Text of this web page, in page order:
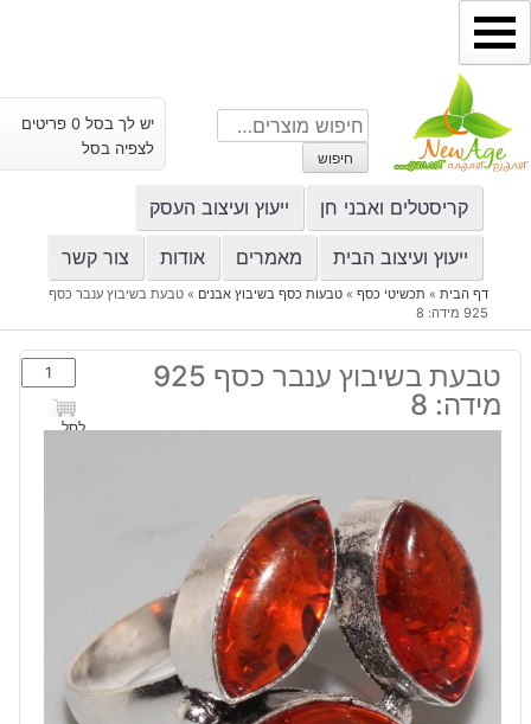
דילוג
לתוכן
חיפוש
עבור:
חיפוש
יש לך בסל 0 פריטים
לצפיה בסל
קריסטלים ואבני חן ייעוץ ועיצוב העסק
ייעוץ ועיצוב הבית מאמרים אודות צור קשר
דף הבית» תכשיטי כסף» טבעות כסף בשיבוץ אבנים » טבעת בשיבוץ ענבר כסף
925 מידה: 8
טבעת בשיבוץ ענבר כסף 925
מידה: 8
כמות
של
טבעת
לסל